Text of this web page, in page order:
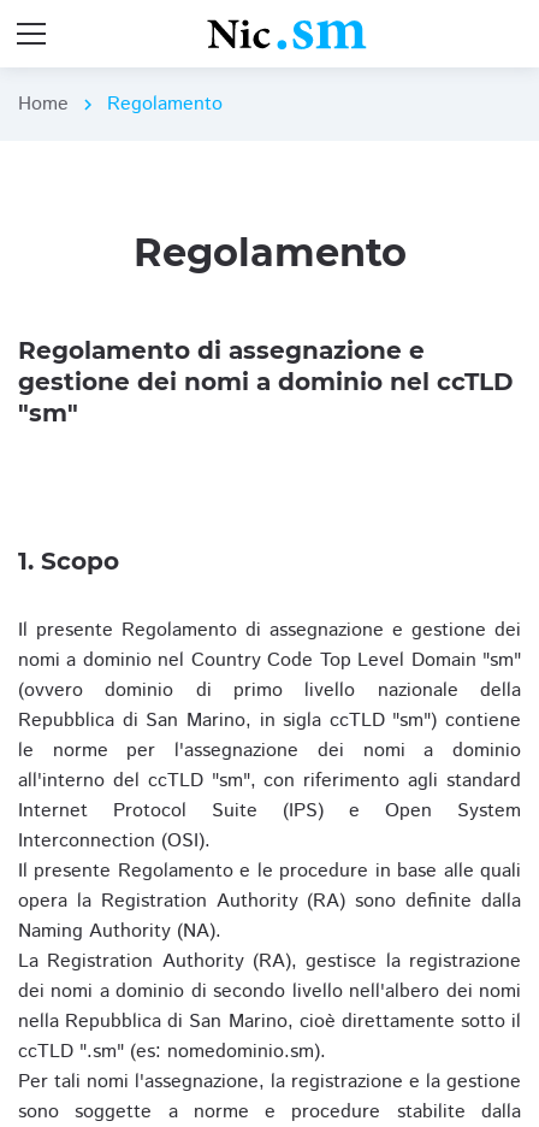
Home chevron_right Regolamento
Regolamento
Regolamento di assegnazione e
gestione dei nomi a dominio nel ccTLD
"sm"
1. Scopo
Il presente Regolamento di assegnazione e gestione dei
nomi a dominio nel Country Code Top Level Domain "sm"
(ovvero dominio di primo livello nazionale della
Repubblica di San Marino, in sigla ccTLD "sm") contiene
le norme per l'assegnazione dei nomi a dominio
all'interno del ccTLD "sm", con riferimento agli standard
Internet Protocol Suite (IPS) e Open System
Interconnection (OSI).
Il presente Regolamento e le procedure in base alle quali
opera la Registration Authority (RA) sono definite dalla
Naming Authority (NA).
La Registration Authority (RA), gestisce la registrazione
dei nomi a dominio di secondo livello nell'albero dei nomi
nella Repubblica di San Marino, cioè direttamente sotto il
ccTLD ".sm" (es: nomedominio.sm).
Per tali nomi l'assegnazione, la registrazione e la gestione
sono soggette a norme e procedure stabilite dalla